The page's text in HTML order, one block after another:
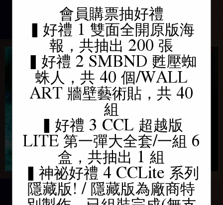
現正熱映 即將上映
會員購票抽好禮
▍好禮 1 雙面全開原版海
報，共抽出 200 張
▍好禮 2 SMBND 甦壓蜘
蛛人，共 40 個/WALL
ART 牆壁藝術貼，共 40
組
▍好禮 3 CCL 超越版
LITE 第一彈大全套/一組 6
盒，共抽出 1 組
▍神祕好禮 4 CCLite 系列
隱藏版! / 隱藏版為廠商特